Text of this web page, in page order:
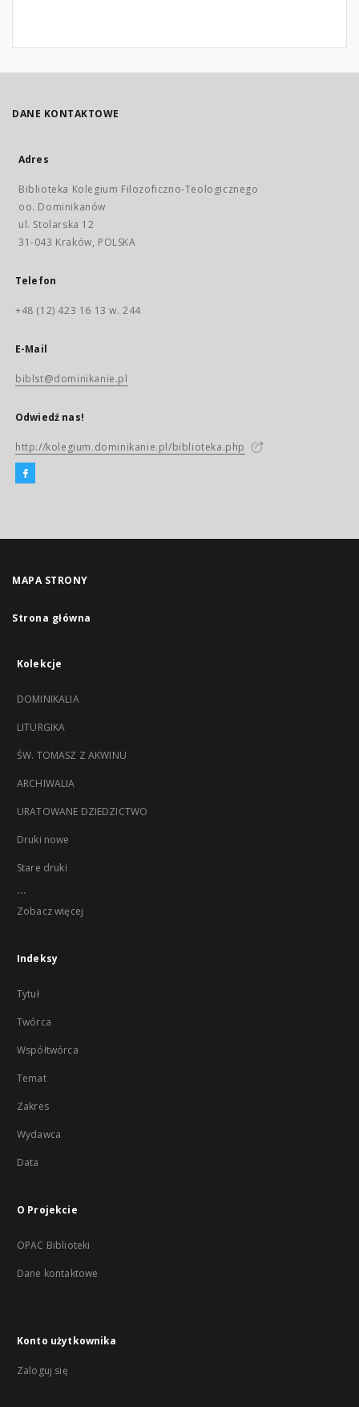
DANE KONTAKTOWE
Adres
Biblioteka Kolegium Filozoficzno-Teologicznego
oo. Dominikanów
ul. Stolarska 12
31-043 Kraków, POLSKA
Telefon
+48 (12) 423 16 13 w. 244
E-Mail
biblst@dominikanie.pl
Odwiedź nas!
http://kolegium.dominikanie.pl/biblioteka.php
MAPA STRONY
Strona główna
Kolekcje
DOMINIKALIA
LITURGIKA
ŚW. TOMASZ Z AKWINU
ARCHIWALIA
URATOWANE DZIEDZICTWO
Druki nowe
Stare druki
...
Zobacz więcej
Indeksy
Tytuł
Twórca
Współtwórca
Temat
Zakres
Wydawca
Data
O Projekcie
OPAC Biblioteki
Dane kontaktowe
Konto użytkownika
Zaloguj się